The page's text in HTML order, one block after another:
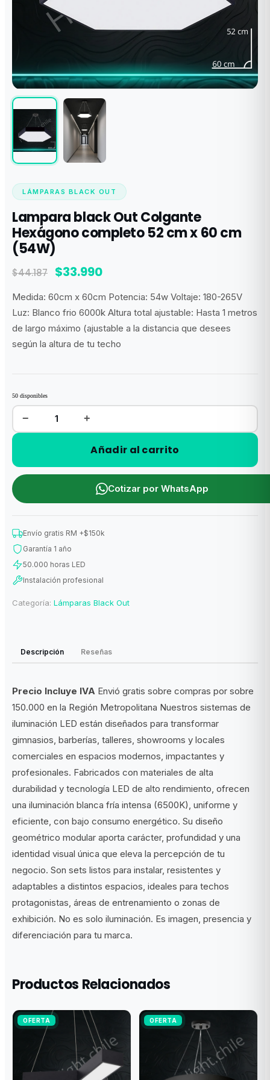
LÁMPARAS BLACK OUT
Lampara black Out Colgante
Hexágono completo 52 cm x 60 cm
(54W)
$44.187
El
original
era:
$44.187.
$33.990El
actual
es:
$33.990.
Medida: 60cm x 60cm Potencia: 54w Voltaje: 180-265V
Luz: Blanco frio 6000k Altura total ajustable: Hasta 1 metros
de largo máximo (ajustable a la distancia que desees
según la altura de tu techo
50 disponibles
Lampara
black
Out
Colgante
52
cm
60
cm
(54W)
cantidad
− +
Añadir al carrito
Cotizar por WhatsApp
Envío gratis RM +$150k
Garantía 1 año
50.000 horas LED
Instalación profesional
Categoría: Lámparas Black Out
Descripción Reseñas
Precio Incluye IVA Envió gratis sobre compras por sobre
150.000 en la Región Metropolitana Nuestros sistemas de
iluminación LED están diseñados para transformar
gimnasios, barberías, talleres, showrooms y locales
comerciales en espacios modernos, impactantes y
profesionales. Fabricados con materiales de alta
durabilidad y tecnología LED de alto rendimiento, ofrecen
una iluminación blanca fría intensa (6500K), uniforme y
eficiente, con bajo consumo energético. Su diseño
geométrico modular aporta carácter, profundidad y una
identidad visual única que eleva la percepción de tu
negocio. Son sets listos para instalar, resistentes y
adaptables a distintos espacios, ideales para techos
protagonistas, áreas de entrenamiento o zonas de
exhibición. No es solo iluminación. Es imagen, presencia y
diferenciación para tu marca.
Productos Relacionados
OFERTA OFERTA